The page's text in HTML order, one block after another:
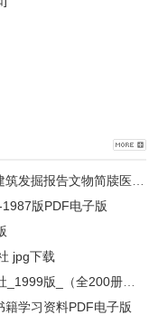
版PDF电子版
jpg下载
学习资料PDF电子版